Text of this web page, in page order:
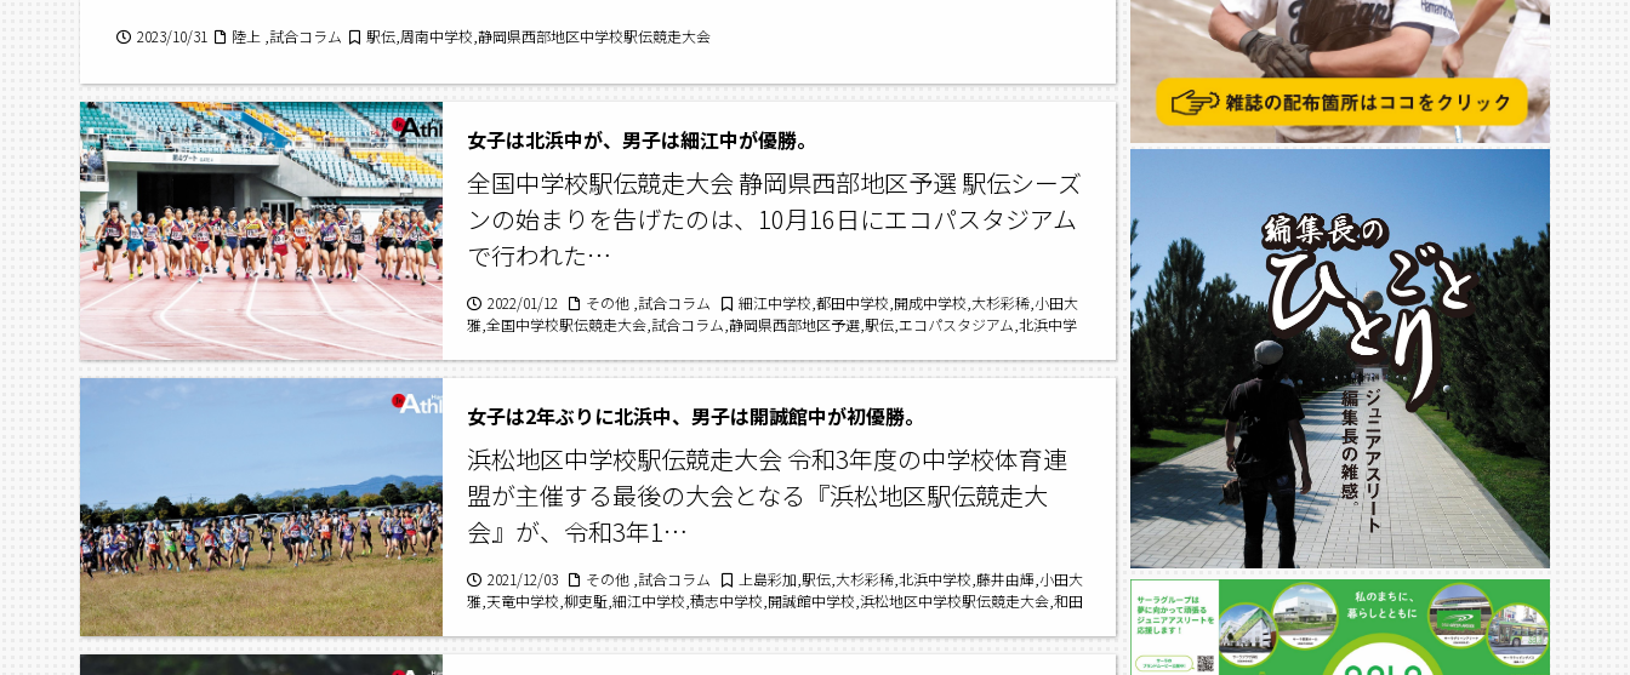
2023/10/31 陸上 ,試合コラム 駅伝,周南中学校,静岡県西部地区中学校駅伝競走大会
女子は北浜中が、男子は細江中が優勝。
全国中学校駅伝競走大会 静岡県西部地区予選 駅伝シーズ
ンの始まりを告げたのは、10月16日にエコパスタジアム
で行われた…
2022/01/12 その他 ,試合コラム
細江中学校,都田中学校,開成中学校,大杉彩稀,小田大
雅,全国中学校駅伝競走大会,試合コラム,静岡県西部地区予選,駅伝,エコパスタジアム,北浜中学
女子は2年ぶりに北浜中、男子は開誠館中が初優勝。
浜松地区中学校駅伝競走大会 令和3年度の中学校体育連
盟が主催する最後の大会となる『浜松地区駅伝競走大
会』が、令和3年1…
2021/12/03 その他 ,試合コラム
上島彩加,駅伝,大杉彩稀,北浜中学校,藤井由輝,小田大
雅,天竜中学校,柳吏駈,細江中学校,積志中学校,開誠館中学校,浜松地区中学校駅伝競走大会,和田